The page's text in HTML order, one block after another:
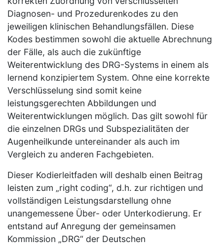
Diagnosen- und Prozedurenkodes zu den
jeweiligen klinischen Behandlungsfällen. Diese
Kodes bestimmen sowohl die aktuelle Abrechnung
der Fälle, als auch die zukünftige
Weiterentwicklung des DRG-Systems in einem als
lernend konzipiertem System. Ohne eine korrekte
Verschlüsselung sind somit keine
leistungsgerechten Abbildungen und
Weiterentwicklungen möglich. Das gilt sowohl für
die einzelnen DRGs und Subspezialitäten der
Augenheilkunde untereinander als auch im
Vergleich zu anderen Fachgebieten.
Dieser Kodierleitfaden will deshalb einen Beitrag
leisten zum „right coding“, d.h. zur richtigen und
vollständigen Leistungsdarstellung ohne
unangemessene Über- oder Unterkodierung. Er
entstand auf Anregung der gemeinsamen
Kommission „DRG“ der Deutschen